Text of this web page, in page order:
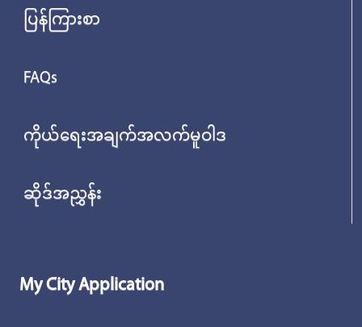
ပြန်ကြားစာ
FAQs
ကိုယ်ရေးအချက်အလက်မူဝါဒ
ဆိုဒ်အညွှန်း
My City Application